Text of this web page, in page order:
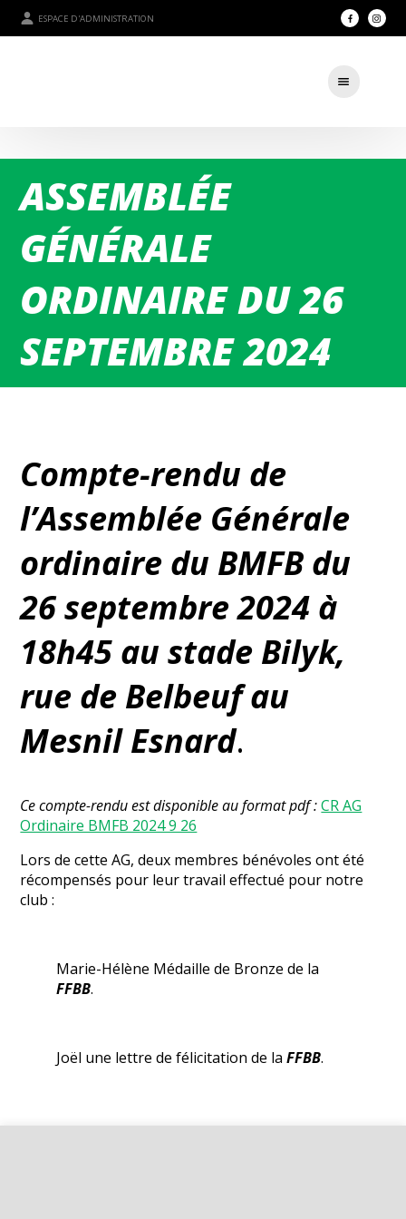
ESPACE D'ADMINISTRATION
ASSEMBLÉE
GÉNÉRALE
ORDINAIRE DU 26
SEPTEMBRE 2024
Compte-rendu de
l’Assemblée Générale
ordinaire du BMFB du
26 septembre 2024 à
18h45 au stade Bilyk,
rue de Belbeuf au
Mesnil Esnard.
Ce compte-rendu est disponible au format pdf :CR AG
Ordinaire BMFB 2024 9 26
Lors de cette AG, deux membres bénévoles ont été
récompensés pour leur travail effectué pour notre
club :
Marie-Hélène Médaille de Bronze de la
FFBB.
Joël une lettre de félicitation de laFFBB.